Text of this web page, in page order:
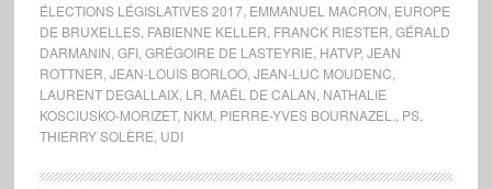
ÉLECTIONS LÉGISLATIVES 2017, EMMANUEL MACRON EUROPE
DE BRUXELLES, FABIENNE KELLER FRANCK RIESTER GÉRALD
DARMANIN GFI, GRÉGOIRE DE LASTEYRIE HATVP, JEAN
ROTTNER JEAN-LOUIS BORLOO, JEAN-LUC MOUDENC
LAURENT DEGALLAIX, LR MAËL DE CALAN NATHALIE
KOSCIUSKO-MORIZET, NKM PIERRE-YVES BOURNAZEL. PS,
THIERRY SOLÈRE UDI